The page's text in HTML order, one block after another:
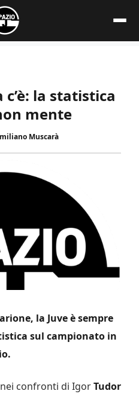
la statistica
mente
Muscarà
la Juve è sempre
sul campionato in
confronti di IgorTudor